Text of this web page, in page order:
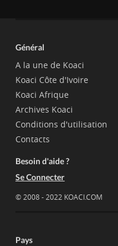
Général
A la une de Koaci
Koaci Côte d'Ivoire
Koaci Afrique
Archives Koaci
Conditions d'utilisation
Contacts
Besoin d'aide ?
Se Connecter
© 2008 - 2022 KOACI.COM
Pays